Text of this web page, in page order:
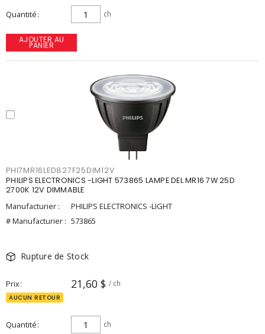
Quantité ch
AJOUTER AU
PANIER
PHI7MR16LED827F25DIM12V
PHILIPS ELECTRONICS -LIGHT 573865 LAMPE DEL MR16 7W 25D
2700K 12V DIMMABLE
Manufacturier :
PHILIPS ELECTRONICS -LIGHT
# Manufacturier : 573865
Rupture de Stock
Prix 21,60 $ / ch
AUCUN RETOUR
Quantité ch